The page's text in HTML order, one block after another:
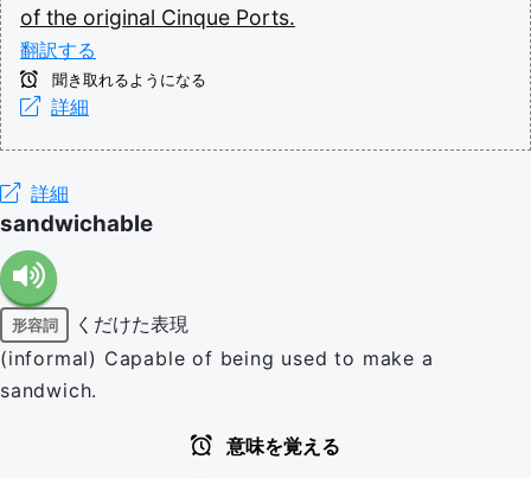
of the original Cinque Ports.
翻訳する
聞き取れるようになる
詳細
詳細
sandwichable
形容詞
くだけた表現
(informal) Capable of being used to make a
sandwich.
意味を覚える